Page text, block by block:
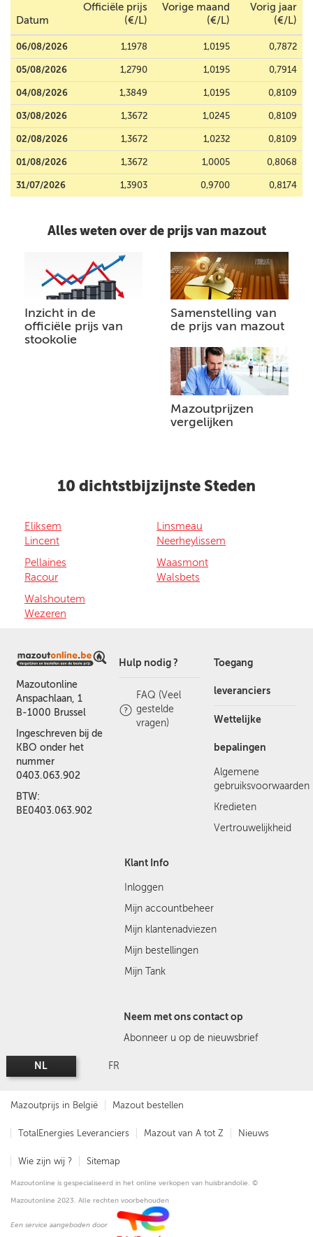
Datum
Officiële prijs
(€/L)
Vorige maand
(€/L)
Vorig jaar
(€/L)
06/08/2026 1,1978 1,0195 0,7872
05/08/2026 1,2790 1,0195 0,7914
04/08/2026 1,3849 1,0195 0,8109
03/08/2026 1,3672 1,0245 0,8109
02/08/2026 1,3672 1,0232 0,8109
01/08/2026 1,3672 1,0005 0,8068
31/07/2026 1,3903 0,9700 0,8174
Alles weten over de prijs van mazout
Inzicht in de
officiële prijs van
stookolie
Samenstelling van
de prijs van mazout
Mazoutprijzen
vergelijken
10 dichtstbijzijnste Steden
Eliksem
Lincent
Linsmeau
Neerheylissem
Pellaines
Racour
Waasmont
Walsbets
Walshoutem
Wezeren
Mazoutonline
Anspachlaan, 1
B-1000 Brussel
Ingeschreven bij de
KBO onder het
nummer
0403.063.902
BTW:
BE0403.063.902
Hulp nodig ?
FAQ (Veel
gestelde
vragen)
Toegang
leveranciers
Wettelijke
bepalingen
Algemene
gebruiksvoorwaarden
Kredieten
Vertrouwelijkheid
Klant Info
Inloggen
Mijn accountbeheer
Mijn klantenadviezen
Mijn bestellingen
Mijn Tank
Neem met ons contact op
Abonneer u op de nieuwsbrief
NL FR
Mazoutprijs in België Mazout bestellen
TotalEnergies Leveranciers Mazout van A tot Z Nieuws
Wie zijn wij ? Sitemap
Een service aangeboden door
Mazoutonline is gespecialiseerd in het online verkopen van huisbrandolie. ©
Mazoutonline 2023. Alle rechten voorbehouden